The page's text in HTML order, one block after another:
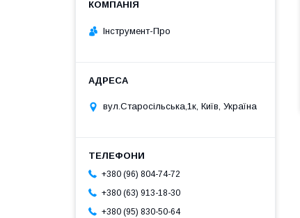
Інструмент-Про
вул.Старосільська,1к, Київ, Україна
+380 (96) 804-74-72
+380 (63) 913-18-30
+380 (95) 830-50-64